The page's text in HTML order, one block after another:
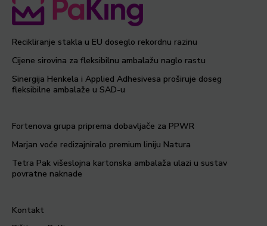
Recikliranje stakla u EU doseglo rekordnu razinu
Cijene sirovina za fleksibilnu ambalažu naglo rastu
Sinergija Henkela i Applied Adhesivesa proširuje doseg
fleksibilne ambalaže u SAD-u
Fortenova grupa priprema dobavljače za PPWR
Marjan voće redizajniralo premium liniju Natura
Tetra Pak višeslojna kartonska ambalaža ulazi u sustav
povratne naknade
Kontakt